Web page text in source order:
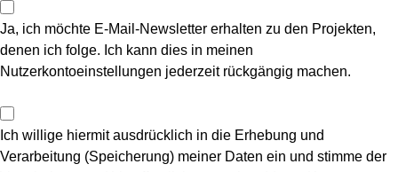
Ja, ich möchte E-Mail-Newsletter erhalten zu den Projekten,
denen ich folge. Ich kann dies in meinen
Nutzerkontoeinstellungen jederzeit rückgängig machen.
Ich willige hiermit ausdrücklich in die Erhebung und
Verarbeitung (Speicherung) meiner Daten ein und stimme der